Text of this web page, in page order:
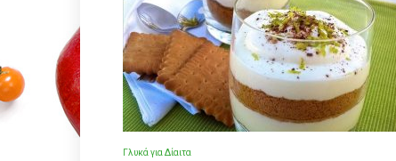
Γλυκά για Δίαιτα